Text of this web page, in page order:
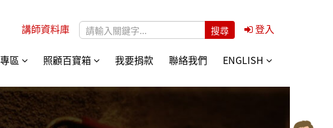
講師資料庫
搜尋表單
登入
區 照顧百寶箱 我要捐款 聯絡我們 ENGLISH